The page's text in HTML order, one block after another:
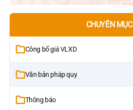
CHUYÊN MỤC
Công bố giá VLXD
Văn bản pháp quy
Thông báo